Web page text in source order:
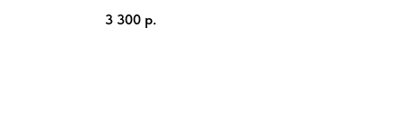
3 300 р.